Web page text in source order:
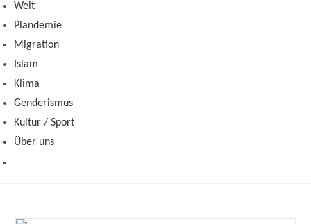
Welt
Plandemie
Migration
Islam
Klima
Genderismus
Kultur / Sport
Über uns